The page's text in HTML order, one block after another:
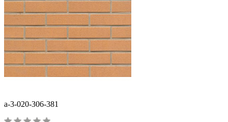
a-3-020-306-381